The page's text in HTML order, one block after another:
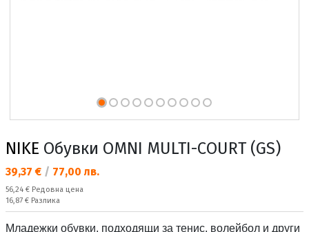
NIKE Обувки OMNI MULTI-COURT (GS)
Текуща цена:
39,37 € / 77,00 лв.
Редовна цена:
56,24 € Редовна цена
Спестявате:
16,87 € Разлика
Младежки обувки, подходящи за тенис, волейбол и други